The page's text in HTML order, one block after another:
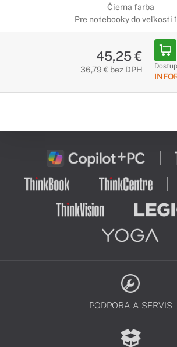
Čierna farba
Pre notebooky do veľkosti
45,25 €
36,79 € bez DPH
PODPORA A SERVIS